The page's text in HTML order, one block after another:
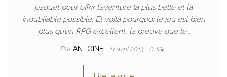
paquet pour offrir l’aventure la plus belle et la
inoubliable possible. Et voilà pourquoi le jeu est bien
plus qu’un RPG excellent, la preuve que le…
ParANTOINE 11 avril 2013 0